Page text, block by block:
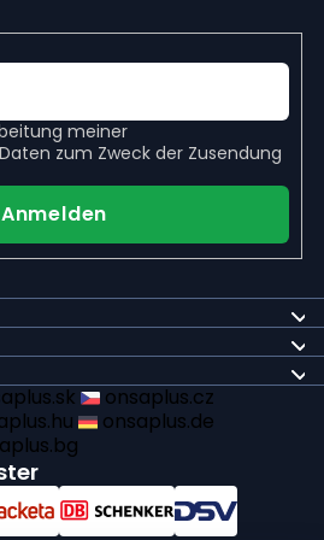
meiner
zum Zweck der Zusendung
Anmelden
onsaplus.cz
onsaplus.de